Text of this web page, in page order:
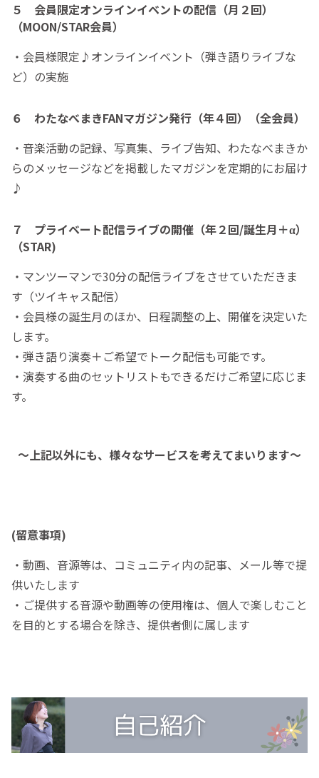
５ 会員限定オンラインイベントの配信（月２回）
（MOON/STAR会員）
・会員様限定♪オンラインイベント（弾き語りライブな
ど）の実施
６ わたなべまきFANマガジン発行（年４回）（全会員）
・音楽活動の記録、写真集、ライブ告知、わたなべまきか
らのメッセージなどを掲載したマガジンを定期的にお届け
♪
７ プライベート配信ライブの開催（年２回/誕生月＋α）
（STAR)
・マンツーマンで30分の配信ライブをさせていただきま
す（ツイキャス配信）
・会員様の誕生月のほか、日程調整の上、開催を決定いた
します。
・弾き語り演奏＋ご希望でトーク配信も可能です。
・演奏する曲のセットリストもできるだけご希望に応じま
す。
～上記以外にも、様々なサービスを考えてまいります～
(留意事項)
・動画、音源等は、コミュニティ内の記事、メール等で提
供いたします
・ご提供する音源や動画等の使用権は、個人で楽しむこと
を目的とする場合を除き、提供者側に属します